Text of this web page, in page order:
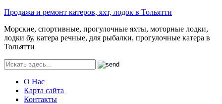
Продажа и ремонт катеров, яхт, лодок в Тольятти
Морские, спортивные, прогулочные яхты, моторные лодки,
лодки бу, катера речные, для рыбалки, прогулочные катера в
Тольятти
О Нас
Карта сайта
Контакты